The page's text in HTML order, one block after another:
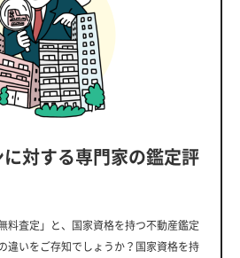
対する専門家の鑑定評
料査定」と、国家資格を持つ不動産鑑定
違いをご存知でしょうか？国家資格を持